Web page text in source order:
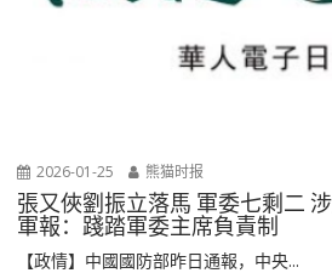
2026-01-25 熊猫时报
張又俠劉振立落馬 軍委七剩二
軍報：踐踏軍委主席負責制
【政情】中國國防部昨日通報，中央...